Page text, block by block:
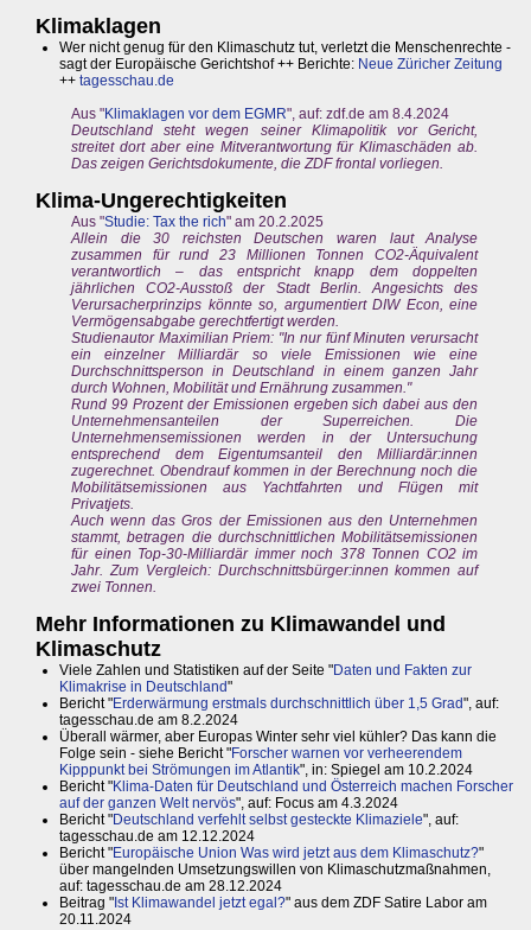
Klimaklagen
Wer nicht genug für den Klimaschutz tut, verletzt die Menschenrechte -
sagt der Europäische Gerichtshof ++ Berichte: Neue Züricher Zeitung
++ tagesschau.de
Aus "Klimaklagen vor dem EGMR", auf: zdf.de am 8.4.2024
Deutschland steht wegen seiner Klimapolitik vor Gericht,
streitet dort aber eine Mitverantwortung für Klimaschäden ab.
Das zeigen Gerichtsdokumente, die ZDF frontal vorliegen.
Klima-Ungerechtigkeiten
Aus "Studie: Tax the rich" am 20.2.2025
Allein die 30 reichsten Deutschen waren laut Analyse
zusammen für rund 23 Millionen Tonnen CO2-Äquivalent
verantwortlich – das entspricht knapp dem doppelten
jährlichen CO2-Ausstoß der Stadt Berlin. Angesichts des
Verursacherprinzips könnte so, argumentiert DIW Econ, eine
Vermögensabgabe gerechtfertigt werden.
Studienautor Maximilian Priem: "In nur fünf Minuten verursacht
ein einzelner Milliardär so viele Emissionen wie eine
Durchschnittsperson in Deutschland in einem ganzen Jahr
durch Wohnen, Mobilität und Ernährung zusammen."
Rund 99 Prozent der Emissionen ergeben sich dabei aus den
Unternehmensanteilen der Superreichen. Die
Unternehmensemissionen werden in der Untersuchung
entsprechend dem Eigentumsanteil den Milliardär:innen
zugerechnet. Obendrauf kommen in der Berechnung noch die
Mobilitätsemissionen aus Yachtfahrten und Flügen mit
Privatjets.
Auch wenn das Gros der Emissionen aus den Unternehmen
stammt, betragen die durchschnittlichen Mobilitätsemissionen
für einen Top-30-Milliardär immer noch 378 Tonnen CO2 im
Jahr. Zum Vergleich: Durchschnittsbürger:innen kommen auf
zwei Tonnen.
Mehr Informationen zu Klimawandel und
Klimaschutz
Viele Zahlen und Statistiken auf der Seite "Daten und Fakten zur
Klimakrise in Deutschland"
Bericht "Erderwärmung erstmals durchschnittlich über 1,5 Grad", auf:
tagesschau.de am 8.2.2024
Überall wärmer, aber Europas Winter sehr viel kühler? Das kann die
Folge sein - siehe Bericht "Forscher warnen vor verheerendem
Kipppunkt bei Strömungen im Atlantik", in: Spiegel am 10.2.2024
Bericht "Klima-Daten für Deutschland und Österreich machen Forscher
auf der ganzen Welt nervös", auf: Focus am 4.3.2024
Bericht "Deutschland verfehlt selbst gesteckte Klimaziele", auf:
tagesschau.de am 12.12.2024
Bericht "Europäische Union Was wird jetzt aus dem Klimaschutz?"
über mangelnden Umsetzungswillen von Klimaschutzmaßnahmen,
auf: tagesschau.de am 28.12.2024
Beitrag " Ist Klimawandel jetzt egal?" aus dem ZDF Satire Labor am
20.11.2024